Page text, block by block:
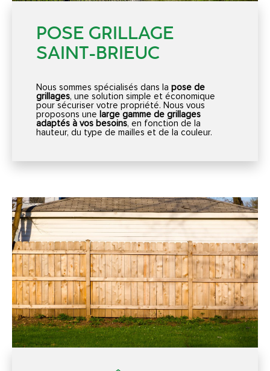
POSE GRILLAGE
SAINT-BRIEUC
Nous sommes spécialisés dans la pose de
grillages, une solution simple et économique
pour sécuriser votre propriété. Nous vous
proposons une large gamme de grillages
adaptés à vos besoins, en fonction de la
hauteur, du type de mailles et de la couleur.